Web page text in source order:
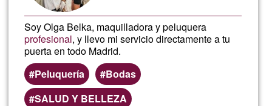
Soy Olga Belka, maquilladora y peluquera
profesional, y llevo mi servicio directamente a tu
puerta en todo Madrid.
Peluquería
Bodas
SALUD Y BELLEZA